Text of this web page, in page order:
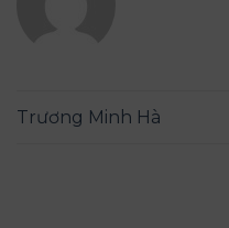
Trương Minh Hà